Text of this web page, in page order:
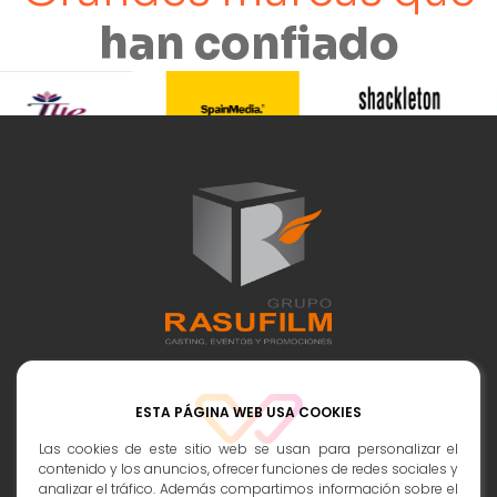
han confiado
info@rasufilm.es
693 398 247
ESTA PÁGINA WEB USA COOKIES
Las cookies de este sitio web se usan para personalizar el
contenido y los anuncios, ofrecer funciones de redes sociales y
analizar el tráfico. Además compartimos información sobre el